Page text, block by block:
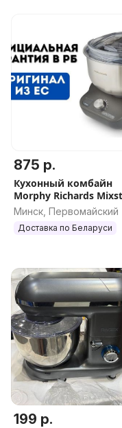
875 р.
Кухонный комбайн
Morphy Richards
400520
Минск, Первомайский
Доставка по Беларуси
199 р.